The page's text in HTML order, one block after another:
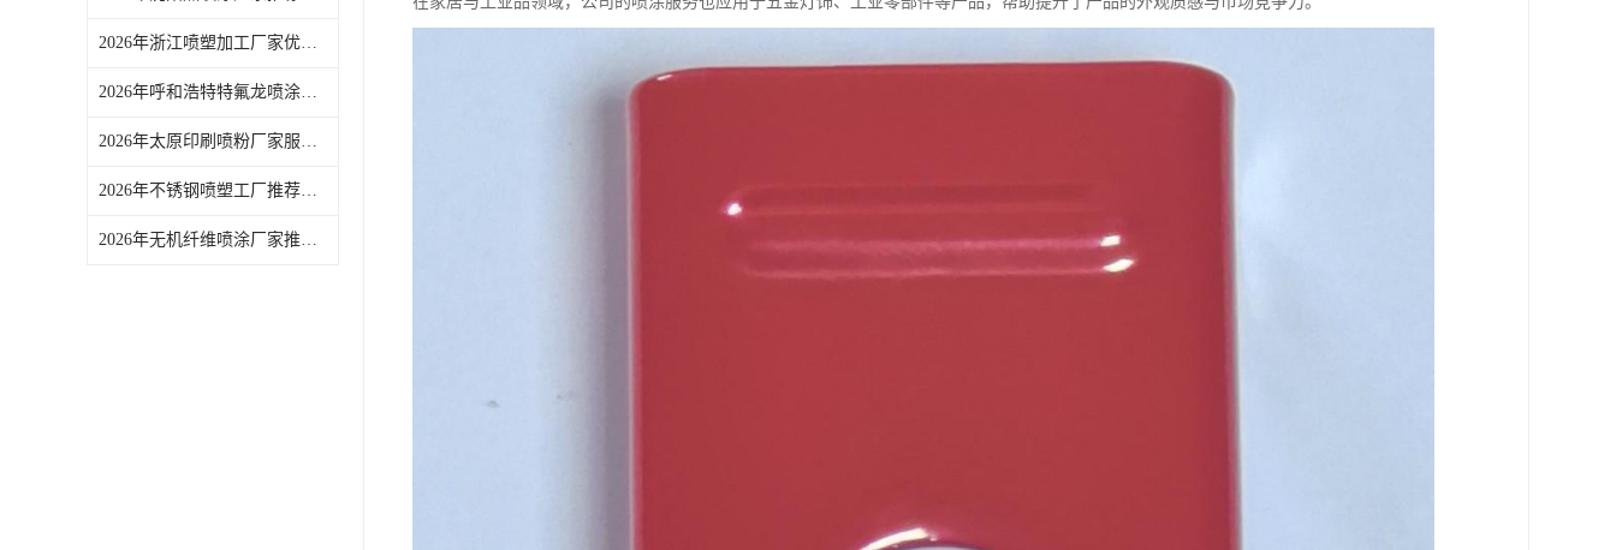
2026年浙江喷塑加工厂家优选：静电喷塑工艺与表面处理质量管控解析
2026年呼和浩特特氟龙喷涂厂家解析：浙江艾法电子专注表面处理解决方案
2026年太原印刷喷粉厂家服务解析：专业表面处理与喷塑解决方案
2026年不锈钢喷塑工厂推荐：浙江艾法电子专注喷塑与表面处理
2026年无机纤维喷涂厂家推荐：浙江艾法电子专注表面处理与喷涂塑解决方案